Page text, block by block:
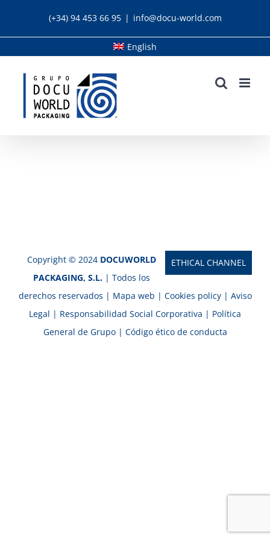
(+34) 94 453 66 95 | info@docu-world.com
English
ETHICAL CHANNEL
Copyright © 2024 DOCUWORLD
PACKAGING, S.L. | Todos los
derechos reservados | Mapa web | Cookies policy| Aviso
Legal | Responsabilidad Social Corporativa | Política
General de Grupo| Código ético de conducta